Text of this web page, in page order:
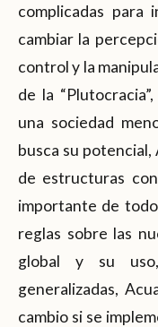
complicadas para
cambiar la
control y la
de la
una sociedad
busca su
de estructuras
importante de
reglas sobre las
global y su
generalizadas,
cambio si se